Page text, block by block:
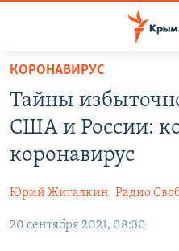
Вернуться
основному
содержанию
главной
навигации
Вернутся
11 ЛЕТ ОККУПАЦИИ КРЫМА.
ЕЩЕ
ИНТЕРАКТИВ
РАДІО СВОБОДА
КОРОНАВИРУС
Тайны
США и России:
коронавирус
Юрий Жигалкин Радио
20 сентября 2021, 08:30